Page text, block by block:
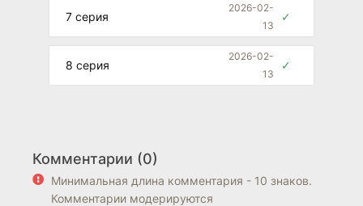
7 серия
2026-02-
13
✓
8 серия
2026-02-
13
✓
Комментарии (0)
Минимальная длина комментария - 10 знаков.
Комментарии модерируются